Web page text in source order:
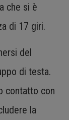
che si è
di 17 giri.
del
di testa.
contatto con
la